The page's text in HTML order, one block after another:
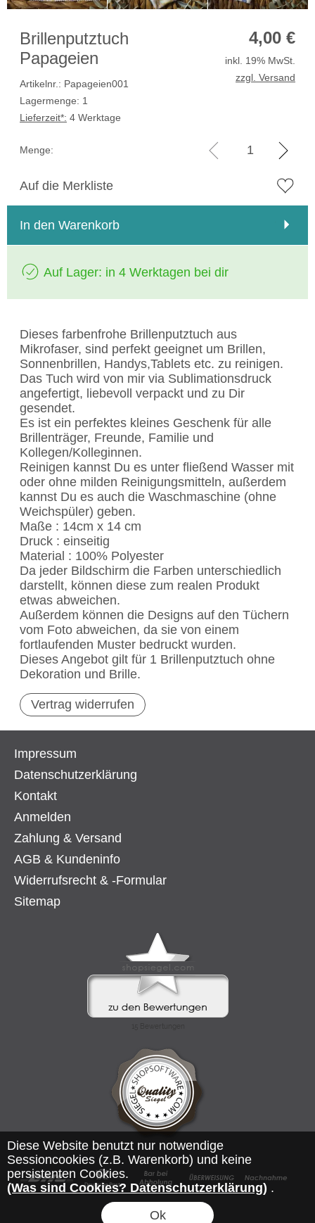
Diese Website benutzt nur notwendige
Sessioncookies (z.B. Warenkorb) und keine
persistenten Cookies.
(Was sind Cookies? Datenschutzerklärung) .
Ok
4,00 €
Brillenputztuch
Papageien
Artikelnr.: Papageien001
Lagermenge: 1
Lieferzeit*: 4 Werktage
inkl. 19% MwSt.
zzgl. Versand
Menge:
Auf die Merkliste
In den Warenkorb
Auf Lager: in 4 Werktagen bei dir
Dieses farbenfrohe Brillenputztuch aus
Mikrofaser, sind perfekt geeignet um Brillen,
Sonnenbrillen, Handys,Tablets etc. zu reinigen.
Das Tuch wird von mir via Sublimationsdruck
angefertigt, liebevoll verpackt und zu Dir
gesendet.
Es ist ein perfektes kleines Geschenk für alle
Brillenträger, Freunde, Familie und
Kollegen/Kolleginnen.
Reinigen kannst Du es unter fließend Wasser mit
oder ohne milden Reinigungsmitteln, außerdem
kannst Du es auch die Waschmaschine (ohne
Weichspüler) geben.
Maße : 14cm x 14 cm
Druck : einseitig
Material : 100% Polyester
Da jeder Bildschirm die Farben unterschiedlich
darstellt, können diese zum realen Produkt
etwas abweichen.
Außerdem können die Designs auf den Tüchern
vom Foto abweichen, da sie von einem
fortlaufenden Muster bedruckt wurden.
Dieses Angebot gilt für 1 Brillenputztuch ohne
Dekoration und Brille.
Vertrag widerrufen
Impressum
Datenschutzerklärung
Kontakt
Anmelden
Zahlung & Versand
AGB & Kundeninfo
Widerrufsrecht & -Formular
Sitemap